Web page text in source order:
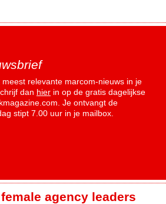
relevante marcom-nieuws in je
dan hier in op de gratis dagelijkse
Je ontvangt de
stipt 7.00 uur in je mailbox.
agency leaders